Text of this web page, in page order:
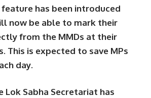
feature has been introduced
now be able to mark their
from the MMDs at their
This is expected to save MPs
day.
Sabha Secretariat has